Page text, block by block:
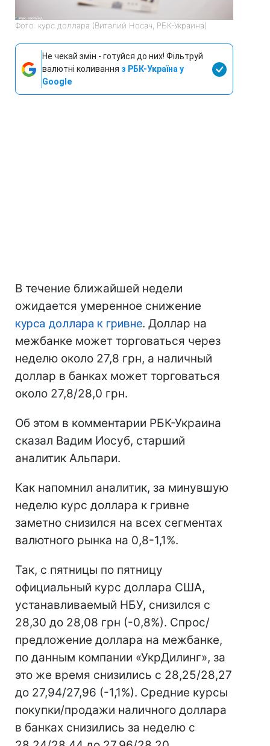
Фото: курс доллара (Виталий Носач, РБК-Украина)
Не чекай змін - готуйся до них! Фільтруй
валютні коливання з РБК-Україна у
Google
В течение ближайшей недели
ожидается умеренное снижение
курса доллара к гривне. Доллар на
межбанке может торговаться через
неделю около 27,8 грн, а наличный
доллар в банках может торговаться
около 27,8/28,0 грн.
Об этом в комментарии РБК-Украина
сказал Вадим Иосуб, старший
аналитик Альпари.
Как напомнил аналитик, за минувшую
неделю курс доллара к гривне
заметно снизился на всех сегментах
валютного рынка на 0,8-1,1%.
Так, с пятницы по пятницу
официальный курс доллара США,
устанавливаемый НБУ, снизился с
28,30 до 28,08 грн (-0,8%). Спрос/
предложение доллара на межбанке,
по данным компании «УкрДилинг», за
это же время снизились с 28,25/28,27
до 27,94/27,96 (-1,1%). Средние курсы
покупки/продажи наличного доллара
в банках снизились за неделю с